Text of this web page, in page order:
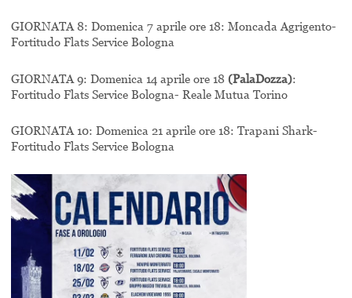
GIORNATA 8: Domenica 7 aprile ore 18: Moncada Agrigento-
Fortitudo Flats Service Bologna
GIORNATA 9: Domenica 14 aprile ore 18 (PalaDozza):
Fortitudo Flats Service Bologna- Reale Mutua Torino
GIORNATA 10: Domenica 21 aprile ore 18: Trapani Shark-
Fortitudo Flats Service Bologna